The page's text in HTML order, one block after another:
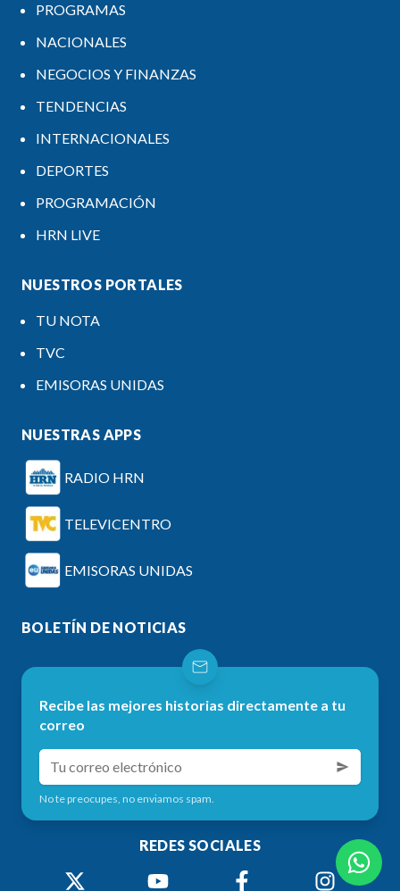
PROGRAMAS
NACIONALES
NEGOCIOS Y FINANZAS
TENDENCIAS
INTERNACIONALES
DEPORTES
PROGRAMACIÓN
HRN LIVE
NUESTROS PORTALES
TU NOTA
TVC
EMISORAS UNIDAS
NUESTRAS APPS
RADIO HRN
TELEVICENTRO
EMISORAS UNIDAS
BOLETÍN DE NOTICIAS
Recibe las mejores historias directamente a tu
correo
No te preocupes, no enviamos spam.
REDES SOCIALES